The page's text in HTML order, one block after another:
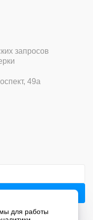
запросов
49а
соглашаетесь с
данных
для работы